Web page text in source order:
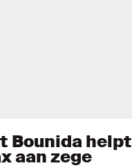
Bounida helpt
aan zege